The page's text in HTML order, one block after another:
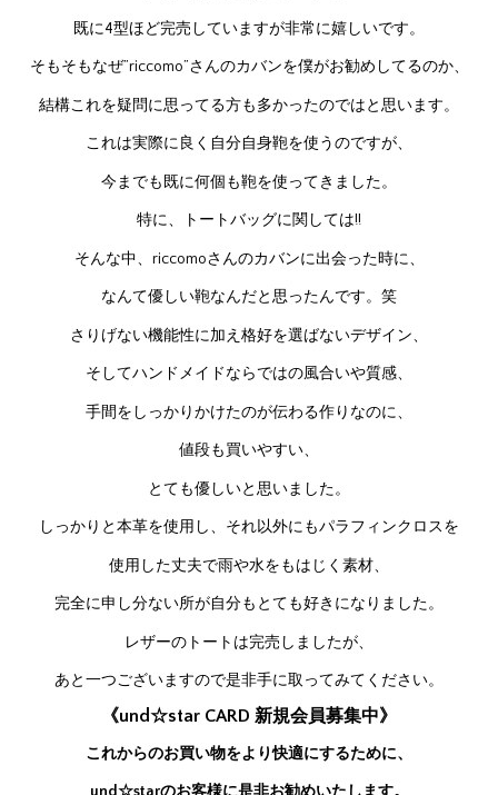
既に4型ほど完売していますが非常に嬉しいです。
そもそもなぜ”riccomo”さんのカバンを僕がお勧めしてるのか、
結構これを疑問に思ってる方も多かったのではと思います。
これは実際に良く自分自身鞄を使うのですが、
今までも既に何個も鞄を使ってきました。
特に、トートバッグに関しては!!
そんな中、riccomoさんのカバンに出会った時に、
なんて優しい鞄なんだと思ったんです。笑
さりげない機能性に加え格好を選ばないデザイン、
そしてハンドメイドならではの風合いや質感、
手間をしっかりかけたのが伝わる作りなのに、
値段も買いやすい、
とても優しいと思いました。
しっかりと本革を使用し、それ以外にもパラフィンクロスを
使用した丈夫で雨や水をもはじく素材、
完全に申し分ない所が自分もとても好きになりました。
レザーのトートは完売しましたが、
あと一つございますので是非手に取ってみてください。
《und☆star CARD 新規会員募集中》
これからのお買い物をより快適にするために、